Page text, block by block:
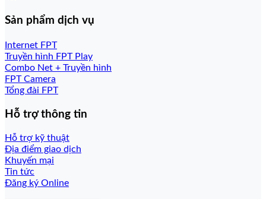
Sản phẩm dịch vụ
Internet FPT
Truyền hình FPT Play
Combo Net + Truyền hình
FPT Camera
Tổng đài FPT
Hỗ trợ thông tin
Hỗ trợ kỹ thuật
Địa điểm giao dịch
Khuyến mại
Tin tức
Đăng ký Online